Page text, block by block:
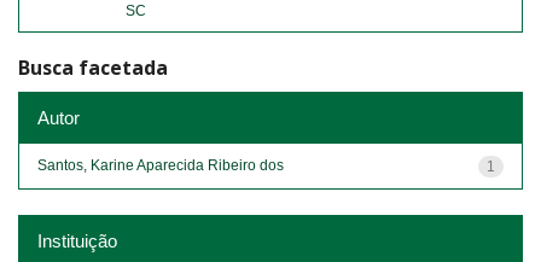
SC
Busca facetada
Autor
1
Santos, Karine Aparecida Ribeiro dos
Instituição